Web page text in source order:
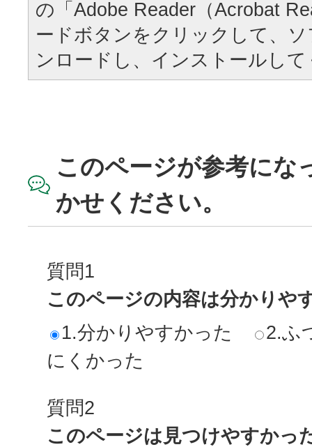
の「Adobe Reader（Acrobat
ードボタンをクリックして、
ンロードし、インストールし
このページが参考にな
かせください。
質問1
このページの内容は分かりや
1.分かりやすかった
2.ふ
にくかった
質問2
このページは見つけやすかっ